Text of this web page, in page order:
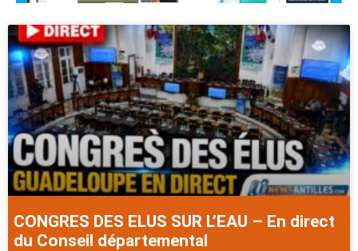
CONGRES DES ELUS SUR L’EAU – En direct
du Conseil départemental